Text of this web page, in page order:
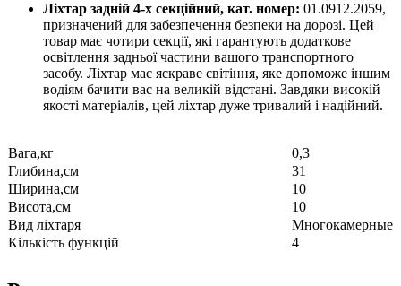
Ліхтар задній 4-х секційний, кат. номер: 01.0912.2059,
призначений для забезпечення безпеки на дорозі. Цей
товар має чотири секції, які гарантують додаткове
освітлення задньої частини вашого транспортного
засобу. Ліхтар має яскраве світіння, яке допоможе іншим
водіям бачити вас на великій відстані. Завдяки високій
якості матеріалів, цей ліхтар дуже тривалий і надійний.
Вага,кг
0,3
Глибина,см
31
Ширина,см
10
Висота,см
10
Вид ліхтаря
Многокамерные
Кількість функцій
4